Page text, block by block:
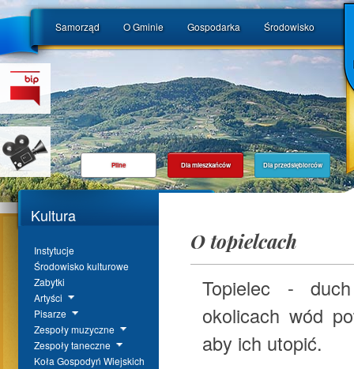
Samorząd O Gminie Gospodarka Środowisko
Pilne Dla mieszkańców Dla przedsiębiorców
Kultura
Instytucje
Środowisko kulturowe
Zabytki
Artyści
Pisarze
Zespoły muzyczne
Zespoły taneczne
Koła Gospodyń Wiejskich
O topielcach
Topielec - duch
okolicach wód
aby ich utopić.